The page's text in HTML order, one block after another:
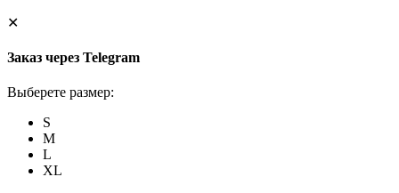
✕
Заказ через Telegram
Выберете размер:
S
M
L
XL